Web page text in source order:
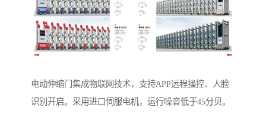
电动伸缩门集成物联网技术，支持APP远程操控、人脸
识别开启。采用进口伺服电机，运行噪音低于45分贝。